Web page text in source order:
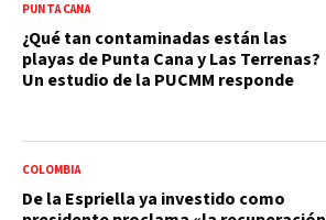
PUNTA CANA
¿Qué tan contaminadas están las
playas de Punta Cana y Las Terrenas?
Un estudio de la PUCMM responde
COLOMBIA
De la Espriella ya investido como